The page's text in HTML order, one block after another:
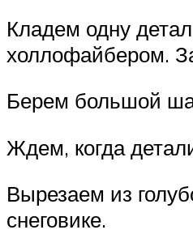
Кладем одну
холлофайбером.
Берем большой
Ждем, когда
Вырезаем из
снеговике.